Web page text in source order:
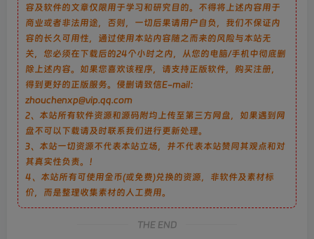
容及软件的文章仅限用于学习和研究目的。不得将上述内容用于
商业或者非法用途，否则，一切后果请用户自负，我们不保证内
容的长久可用性，通过使用本站内容随之而来的风险与本站无
关，您必须在下载后的24个小时之内，从您的电脑/手机中彻底删
除上述内容。如果您喜欢该程序，请支持正版软件，购买注册，
得到更好的正版服务。侵删请致信E-mail：
zhouchenxp@vip.qq.com
2、本站所有软件资源和源码附均上传至第三方网盘，如果遇到网
盘不可以下载请及时联系我们进行更新处理。
3、本站一切资源不代表本站立场，并不代表本站赞同其观点和对
其真实性负责。！
4、本站所有可使用金币(或免费)兑换的资源，非软件及素材标
价，而是整理收集素材的人工费用。
THE END